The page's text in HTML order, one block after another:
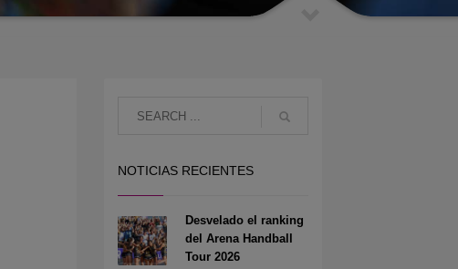
NOTICIAS RECIENTES
Desvelado el ranking
del Arena Handball
Tour 2026